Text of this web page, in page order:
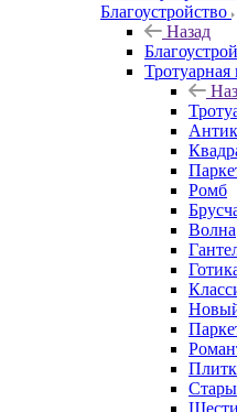
Благоустройство
Назад
Тротуарная
Антик
Ромб
Волна